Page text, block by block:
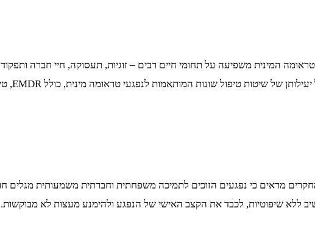
המינית משפיעה על תחומי חיים רבים – זוגיות, תעסוקה, חיי חברה ותפקוד
מראים כי נפגעים הזוכים לתמיכה משפחתית וחברתית משמעותית מגלים
ללא שיפוטיות, לכבד את הקצב האישי של הנפגע ולהימנע מעצות לא מבוקשות.